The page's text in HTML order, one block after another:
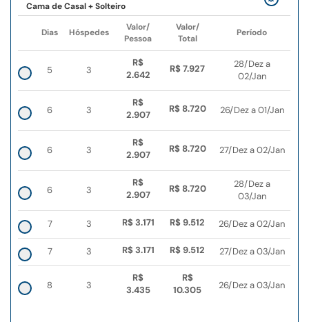
Cama de Casal + Solteiro
Dias Hóspedes
Valor/
Pessoa
Valor/
Total
Período
5 3
R$
2.642
R$ 7.927
28/Dez a
02/Jan
6 3
R$
2.907
R$ 8.720 26/Dez a 01/Jan
6 3
R$
2.907
R$ 8.720 27/Dez a 02/Jan
6 3
R$
2.907
R$ 8.720
28/Dez a
03/Jan
7 3 R$ 3.171 R$ 9.512 26/Dez a 02/Jan
7 3 R$ 3.171 R$ 9.512 27/Dez a 03/Jan
8 3
R$
3.435
R$
10.305
26/Dez a 03/Jan